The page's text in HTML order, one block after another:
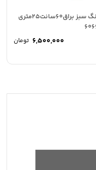
روزرنگ سبز براق60سانت25متری
6,500,000 تومان